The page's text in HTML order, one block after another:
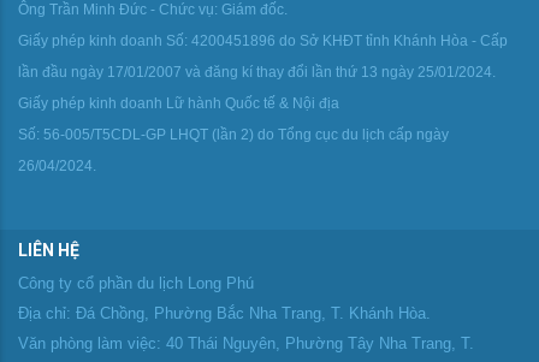
Ông Trần Minh Đức - Chức vụ: Giám đốc.
Giấy phép kinh doanh Số: 4200451896 do Sở KHĐT tỉnh Khánh Hòa - Cấp
lần đầu ngày 17/01/2007 và đăng kí thay đổi lần thứ 13 ngày 25/01/2024.
Giấy phép kinh doanh Lữ hành Quốc tế & Nội địa
Số: 56-005/T5CDL-GP LHQT (lần 2) do Tổng cục du lịch cấp ngày
26/04/2024.
LIÊN HỆ
Công ty cổ phần du lịch Long Phú
Địa chỉ: Đá Chồng, Phường Bắc Nha Trang, T. Khánh Hòa.
Văn phòng làm việc: 40 Thái Nguyên, Phường Tây Nha Trang, T.